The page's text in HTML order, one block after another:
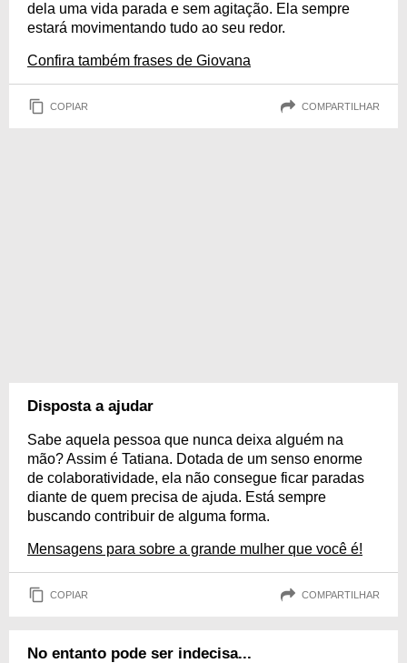
dela uma vida parada e sem agitação. Ela sempre
estará movimentando tudo ao seu redor.
Confira também frases de Giovana
COPIAR COMPARTILHAR
Disposta a ajudar
Sabe aquela pessoa que nunca deixa alguém na
mão? Assim é Tatiana. Dotada de um senso enorme
de colaboratividade, ela não consegue ficar paradas
diante de quem precisa de ajuda. Está sempre
buscando contribuir de alguma forma.
Mensagens para sobre a grande mulher que você é!
COPIAR COMPARTILHAR
No entanto pode ser indecisa...